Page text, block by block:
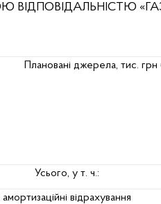
ВІДПОВІДАЛЬНІСТЮ
Плановані джерела, тис.
Усього, у т. ч.:
амортизаційні відрахування